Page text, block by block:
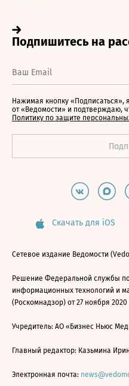
Нажимая кнопку «Подписаться»,
от «Ведомости» и подтверждаю,
Политику по защите
Скачать для iOS
Сетевое издание Ведомости
Решение Федеральной службы
информационных технологий и
(Роскомнадзор) от 27 ноября
Учредитель: АО «Бизнес Ньюс
Главный редактор: Казьмина
Электронная почта: